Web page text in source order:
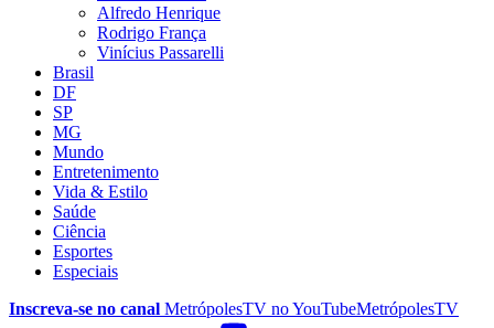
Alfredo Henrique
Rodrigo França
Vinícius Passarelli
Brasil
DF
SP
MG
Mundo
Entretenimento
Vida & Estilo
Saúde
Ciência
Esportes
Especiais
Inscreva-se no canal MetrópolesTV noYouTubeMetrópolesTV